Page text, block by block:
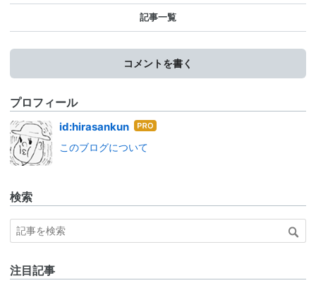
記事一覧
コメントを書く
プロフィール
id:hirasankun はて
ログ
このブログについて
検索
注目記事